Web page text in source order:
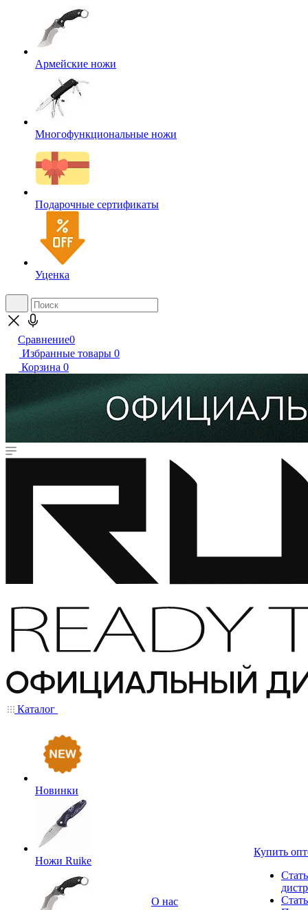
Армейские ножи
Многофункциональные ножи
Подарочные сертификаты
Уценка
Сравнение0
Избранные товары 0
Корзина 0
Каталог
Новинки
Ножи Ruike
О нас
Купить